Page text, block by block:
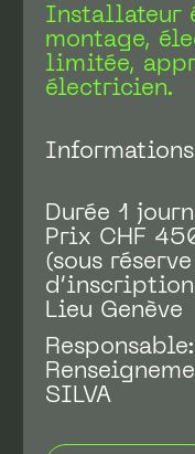
Installateur
montage,
limitée,
électricien.
Informations
Durée 1
Prix CHF
(sous
Lieu Genève
SILVA